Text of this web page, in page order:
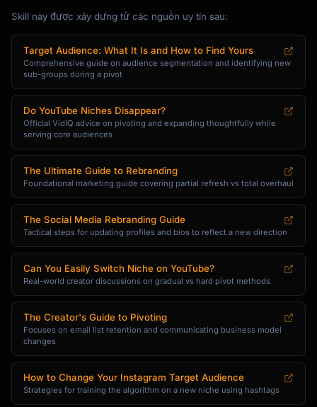
Skill này được xây dựng từ các nguồn uy tín sau:
Target Audience: What It Is and How to Find Yours
Comprehensive guide on audience segmentation and identifying new
sub-groups during a pivot
Do YouTube Niches Disappear?
Official VidIQ advice on pivoting and expanding thoughtfully while
serving core audiences
The Ultimate Guide to Rebranding
Foundational marketing guide covering partial refresh vs total overhaul
The Social Media Rebranding Guide
Tactical steps for updating profiles and bios to reflect a new direction
Can You Easily Switch Niche on YouTube?
Real-world creator discussions on gradual vs hard pivot methods
The Creator's Guide to Pivoting
Focuses on email list retention and communicating business model
changes
How to Change Your Instagram Target Audience
Strategies for training the algorithm on a new niche using hashtags